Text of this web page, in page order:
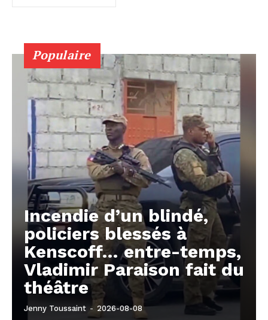
Populaire
Incendie d’un blindé,
policiers blessés à
Kenscoff… entre-temps,
Vladimir Paraison fait du
théâtre
Jenny Toussaint - 2026-08-08